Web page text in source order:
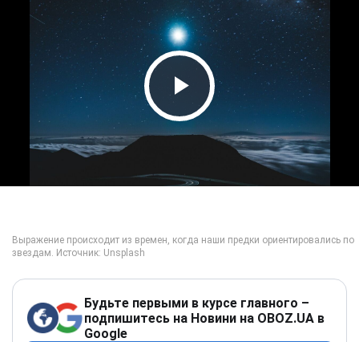
Play Video
Будьте первыми в курсе главного –
подпишитесь на Новини на OBOZ.UA в
Google